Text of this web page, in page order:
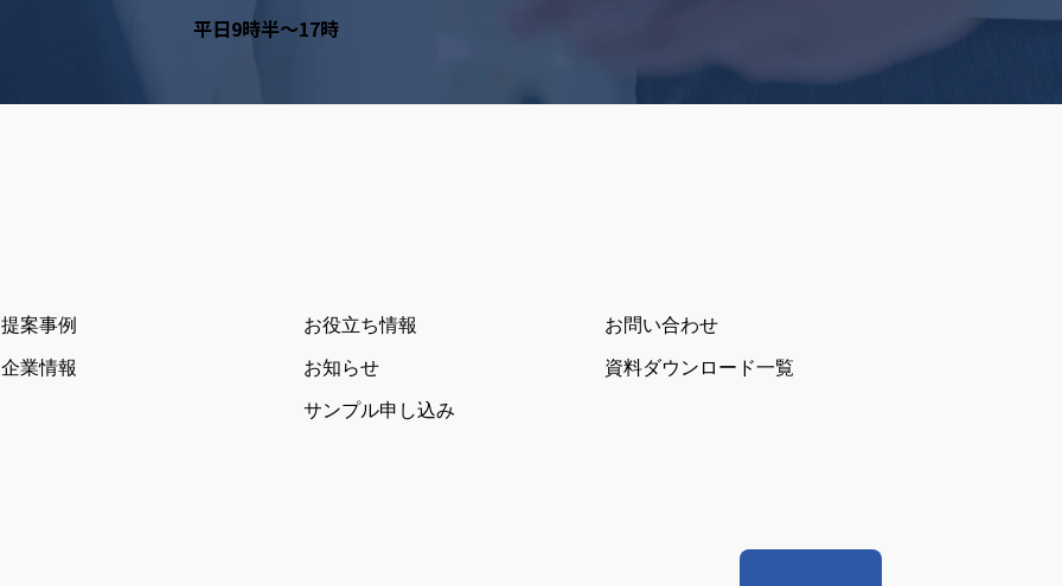
平日9時半～17時
提案事例
企業情報
お役立ち情報
お知らせ
サンプル申し込み
お問い合わせ
資料ダウンロード一覧